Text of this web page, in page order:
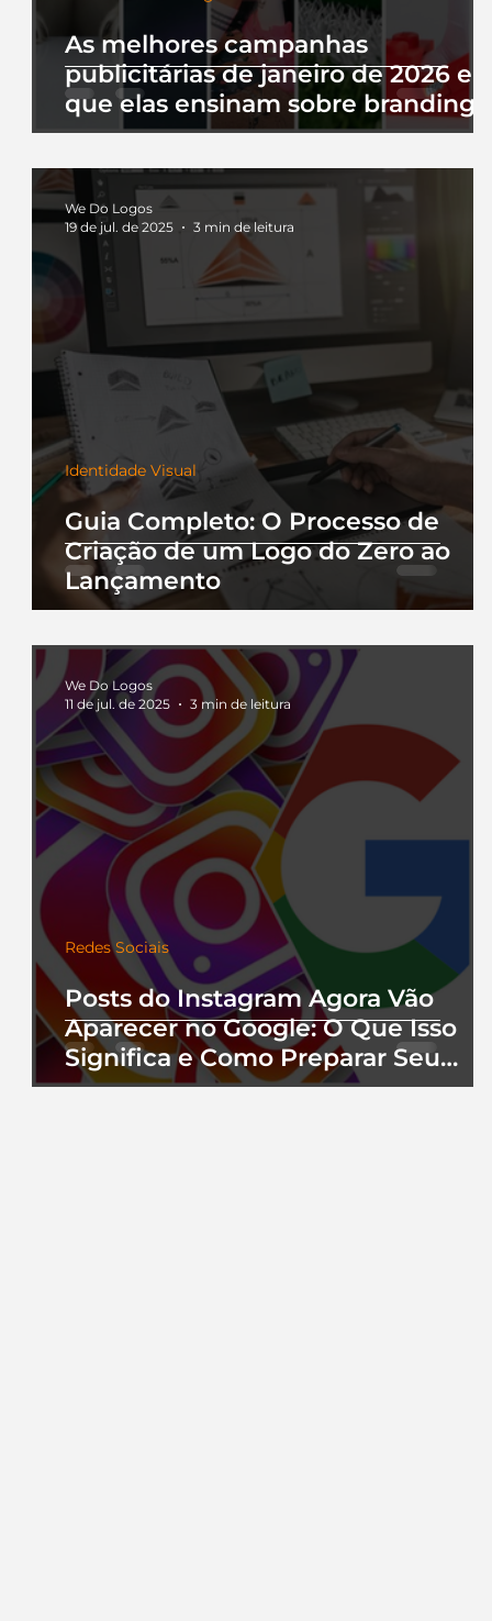
As melhores campanhas
publicitárias de janeiro de 2026 e
que elas ensinam sobre branding
Guia Completo: O Processo de
Criação de um Logo do Zero ao
Lançamento
Identidade Visual
We Do Logos
19 de jul. de 2025
3 min de leitura
Posts do Instagram Agora Vão
Aparecer no Google: O Que Isso
Significa e Como Preparar Seu
Perfil
Redes Sociais
We Do Logos
11 de jul. de 2025
3 min de leitura